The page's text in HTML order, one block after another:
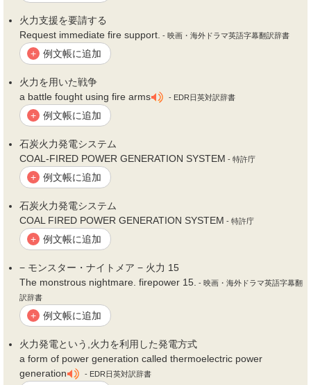
火力支援を要請する
Request immediate fire support. - 映画・海外ドラマ英語字幕翻訳辞書
+ 例文帳に追加
火力を用いた戦争
a battle fought using fire arms
- EDR日英対訳辞書
+ 例文帳に追加
石炭火力発電システム
COAL-FIRED POWER GENERATION SYSTEM - 特許庁
+ 例文帳に追加
石炭火力発電システム
COAL FIRED POWER GENERATION SYSTEM - 特許庁
+ 例文帳に追加
− モンスター・ナイトメア − 火力 15
The monstrous nightmare. firepower 15. - 映画・海外ドラマ英語字幕翻
訳辞書
+ 例文帳に追加
火力発電という, 火力を利用した発電方式
a form of power generation called thermoelectric power
generation
- EDR日英対訳辞書